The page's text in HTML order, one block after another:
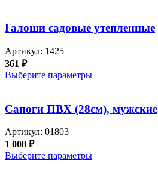
Галоши садовые утепленные
Артикул: 1425
361 ₽
Выберите параметры
Сапоги ПВХ (28см), мужские
Артикул: 01803
1 008 ₽
Выберите параметры